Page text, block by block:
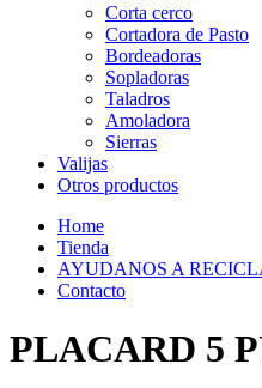
Corta cerco
Cortadora de Pasto
Bordeadoras
Sopladoras
Taladros
Amoladora
Sierras
Valijas
Otros productos
Home
Tienda
AYUDANOS A
Contacto
PLACARD 5